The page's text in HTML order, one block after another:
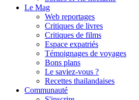
Le Mag
Web reportages
Critiques de livres
Critiques de films
Espace expatriés
Témoignages de voyages
Bons plans
Le saviez-vous ?
Recettes thailandaises
Communauté